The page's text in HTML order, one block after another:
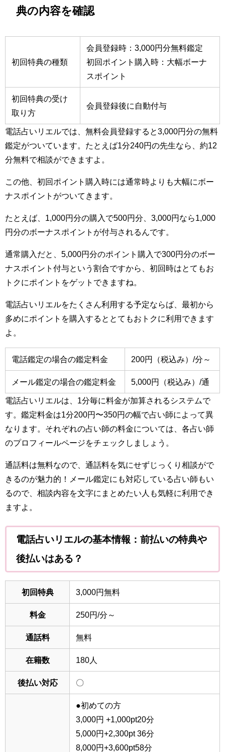
典の内容を確認
初回特典の種類
会員登録時：3,000円分無料鑑定
初回ポイント購入時：大幅ボーナ
スポイント
初回特典の受け
取り方
会員登録後に自動付与
電話占いリエルでは、無料会員登録すると3,000円分の無料
鑑定がついています。たとえば1分240円の先生なら、約12
分無料で相談ができますよ。
この他、初回ポイント購入時には通常時よりも大幅にボー
ナスポイントがついてきます。
たとえば、1,000円分の購入で500円分、3,000円なら1,000
円分のボーナスポイントが付与されるんです。
通常購入だと、5,000円分のポイント購入で300円分のボー
ナスポイント付与という割合ですから、初回時はとてもお
トクにポイントをゲットできますね。
電話占いリエルをたくさん利用する予定ならば、最初から
多めにポイントを購入するととてもおトクに利用できます
よ。
電話鑑定の場合の鑑定料金 200円（税込み）/分～
メール鑑定の場合の鑑定料金 5,000円（税込み）/通
電話占いリエルは、1分毎に料金が加算されるシステムで
す。鑑定料金は1分200円〜350円の幅で占い師によって異
なります。それぞれの占い師の料金については、各占い師
のプロフィールページをチェックしましょう。
通話料は無料なので、通話料を気にせずじっくり相談がで
きるのが魅力的！メール鑑定にも対応している占い師もい
るので、相談内容を文字にまとめたい人も気軽に利用でき
ますよ。
電話占いリエルの基本情報：前払いの特典や
後払いはある？
初回特典 3,000円無料
料金 250円/分～
通話料 無料
在籍数 180人
後払い対応 〇
●初めての方
3,000円 +1,000pt20分
5,000円+2,300pt 36分
8,000円+3,600pt58分